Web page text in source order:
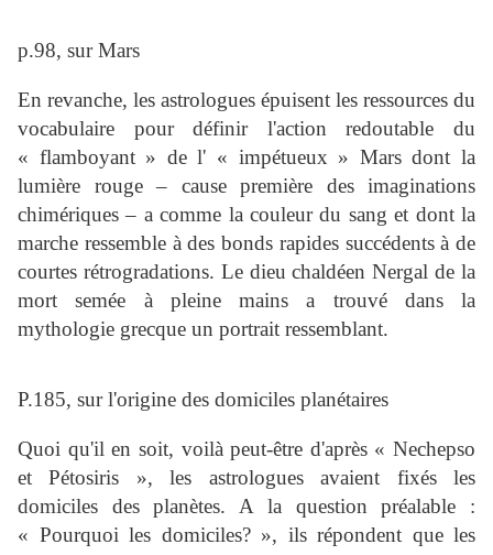
p.98, sur Mars
En revanche, les astrologues épuisent les ressources du
vocabulaire pour définir l'action redoutable du
« flamboyant » de l' « impétueux » Mars dont la
lumière rouge – cause première des imaginations
chimériques – a comme la couleur du sang et dont la
marche ressemble à des bonds rapides succédents à de
courtes rétrogradations. Le dieu chaldéen Nergal de la
mort semée à pleine mains a trouvé dans la
mythologie grecque un portrait ressemblant.
P.185, sur l'origine des domiciles planétaires
Quoi qu'il en soit, voilà peut-être d'après « Nechepso
et Pétosiris », les astrologues avaient fixés les
domiciles des planètes. A la question préalable :
« Pourquoi les domiciles? », ils répondent que les